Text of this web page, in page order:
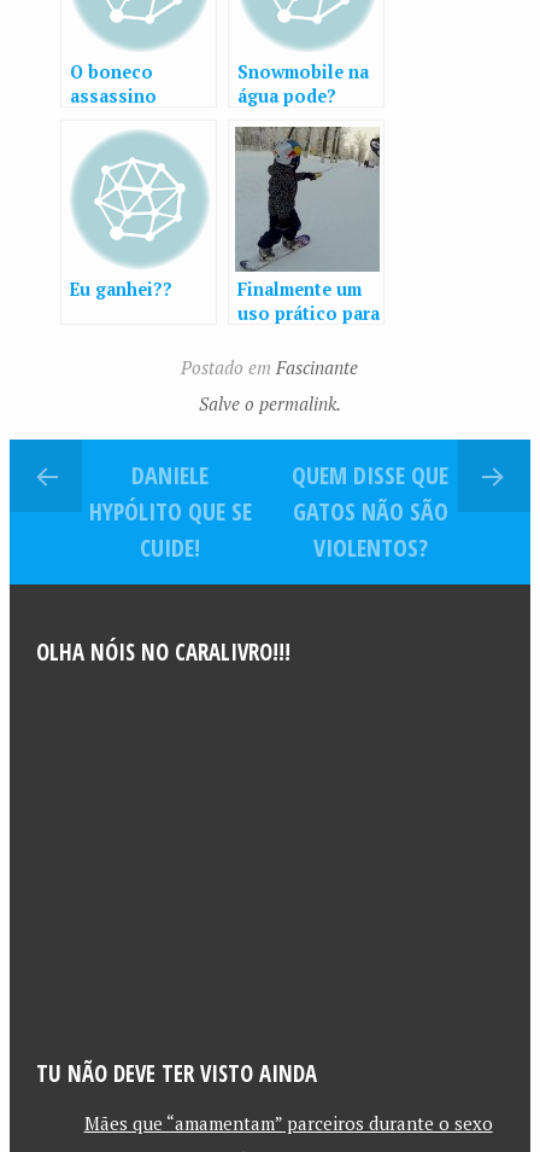
O boneco
assassino
Snowmobile na
água pode?
Eu ganhei??
Finalmente um
uso prático para
Postado emFascinante
Salve o permalink.
DANIELE
HYPÓLITO QUE SE
CUIDE!
QUEM DISSE QUE
GATOS NÃO SÃO
VIOLENTOS?
OLHA NÓIS NO CARALIVRO!!!
TU NÃO DEVE TER VISTO AINDA
Mães que “amamentam” parceiros durante o sexo